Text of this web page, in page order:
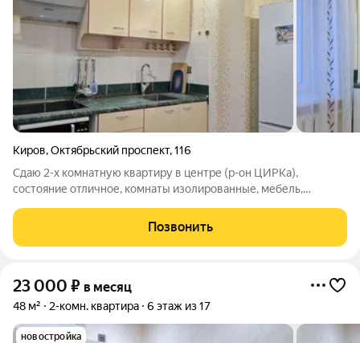
Киров,Октябрьский проспект,116
Сдаю 2-х комнатную квартиру в центре (р-он ЦИРКа),
состояние отличное, комнаты изолированные, мебель,
печь. Цена 28000+коммунальные платежи. Фотографии
настоящие.
Позвонить
23 000 ₽ в месяц
48 м² 2-комн. квартира 6 этаж из 17
новостройка